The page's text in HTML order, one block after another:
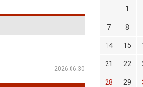
2026.06.30
1
7 8
14 15
21 22
28 29